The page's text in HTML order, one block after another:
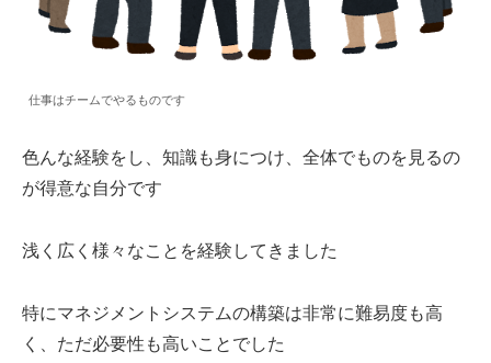
仕事はチームでやるものです
色んな経験をし、知識も身につけ、全体でものを見るの
が得意な自分です
浅く広く様々なことを経験してきました
特にマネジメントシステムの構築は非常に難易度も高
く、ただ必要性も高いことでした